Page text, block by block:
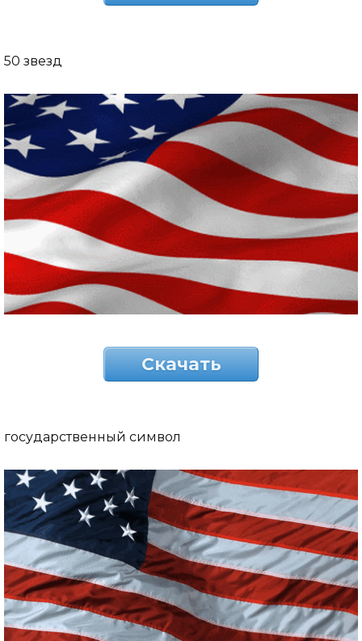
50 звезд
Скачать
государственный символ